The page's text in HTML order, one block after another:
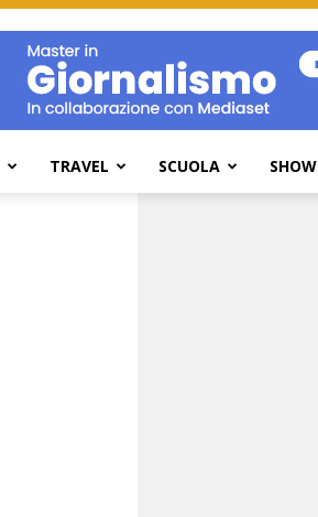
TRAVEL SCUOLA SHOW